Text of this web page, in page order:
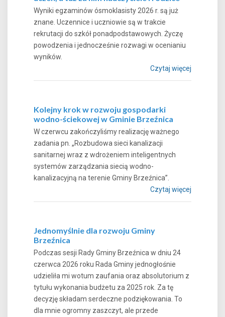
Wyniki egzaminów ósmoklasisty 2026 r. są już
znane. Uczennice i uczniowie są w trakcie
rekrutacji do szkół ponadpodstawowych. Życzę
powodzenia i jednocześnie rozwagi w ocenianiu
wyników.
Czytaj więcej
Kolejny krok w rozwoju gospodarki
wodno-ściekowej w Gminie Brzeźnica
W czerwcu zakończyliśmy realizację ważnego
zadania pn. „Rozbudowa sieci kanalizacji
sanitarnej wraz z wdrożeniem inteligentnych
systemów zarządzania siecią wodno-
kanalizacyjną na terenie Gminy Brzeźnica”.
Czytaj więcej
Jednomyślnie dla rozwoju Gminy
Brzeźnica
Podczas sesji Rady Gminy Brzeźnica w dniu 24
czerwca 2026 roku Rada Gminy jednogłośnie
udzieliła mi wotum zaufania oraz absolutorium z
tytułu wykonania budżetu za 2025 rok. Za tę
decyzję składam serdeczne podziękowania. To
dla mnie ogromny zaszczyt, ale przede